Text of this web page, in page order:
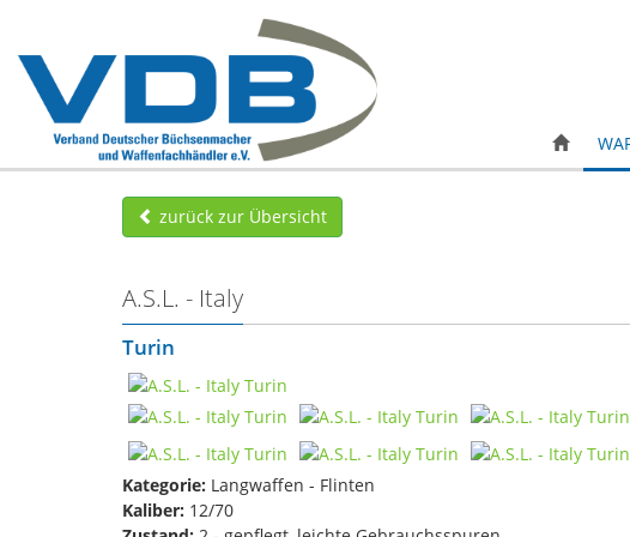
zurück zur Übersicht
A.S.L. - Italy
Turin
Kategorie: Langwaffen - Flinten
Kaliber: 12/70